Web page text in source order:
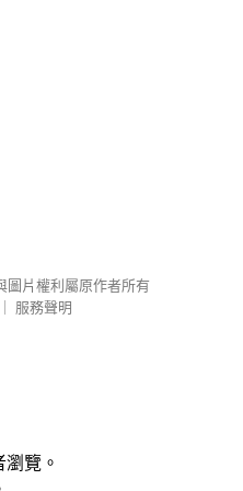
圖片權利屬原作者所有
服務聲明
覽。